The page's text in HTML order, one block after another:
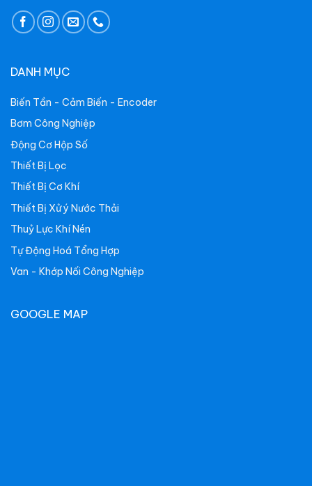
DANH MỤC
Biến Tần - Cảm Biến - Encoder
Bơm Công Nghiệp
Động Cơ Hộp Số
Thiết Bị Lọc
Thiết Bị Cơ Khí
Thiết Bị Xử ý Nước Thải
Thuỷ Lực Khí Nén
Tự Động Hoá Tổng Hợp
Van - Khớp Nối Công Nghiệp
GOOGLE MAP